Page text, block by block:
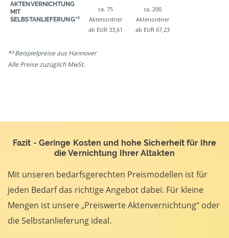
AKTENVERNICHTUNG
MIT
SELBSTANLIEFERUNG*³
ca. 75
Aktenordner
ab EUR 33,61
ca. 200
Aktenordner
ab EUR 67,23
*³ Beispielpreise aus Hannover
Alle Preise zuzüglich MwSt.
Fazit - Geringe Kosten und hohe Sicherheit für Ihre
die Vernichtung Ihrer Altakten
Mit unseren bedarfsgerechten Preismodellen ist für
jeden Bedarf das richtige Angebot dabei. Für kleine
Mengen ist unsere „Preiswerte Aktenvernichtung“ oder
die Selbstanlieferung ideal.